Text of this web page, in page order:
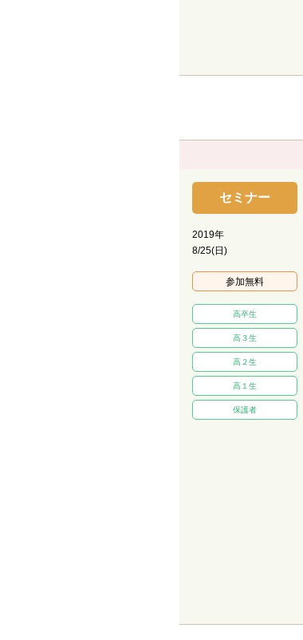
セミナー
2019年
8/25(日)
参加無料
高卒生
高３生
高２生
高１生
保護者